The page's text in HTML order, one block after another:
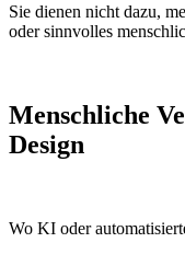
Sie dienen nicht dazu,
oder sinnvolles
Menschliche
Design
Wo KI oder